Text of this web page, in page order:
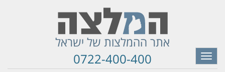
אתר ההמלצות של ישראל
0722-400-400
Toggle
navigation